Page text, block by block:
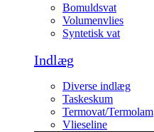
Bomuldsvat
Volumenvlies
Syntetisk vat
Indlæg
Diverse indlæg
Taskeskum
Termovat/Termolam
Vlieseline